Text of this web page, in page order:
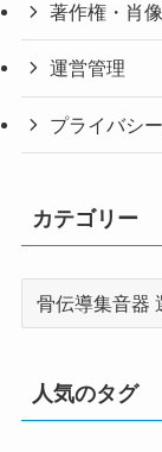
著作権・肖
運営管理
プライバシ
カテゴリー
ー
人気のタグ